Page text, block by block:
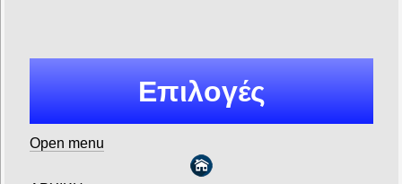
Επιλογές
Open menu